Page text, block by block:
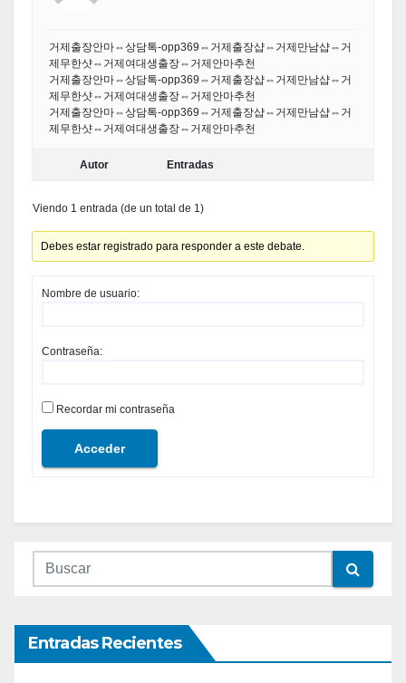
거제출장안마⇔상담톡-opp369⇔거제출장샵⇔거제만남샵⇔거
제무한샷⇔거제여대생출장⇔거제안마추천
거제출장안마⇔상담톡-opp369⇔거제출장샵⇔거제만남샵⇔거
제무한샷⇔거제여대생출장⇔거제안마추천
거제출장안마⇔상담톡-opp369⇔거제출장샵⇔거제만남샵⇔거
제무한샷⇔거제여대생출장⇔거제안마추천
Autor Entradas
Viendo 1 entrada (de un total de 1)
Debes estar registrado para responder a este debate.
Nombre de usuario:
Contraseña:
Recordar mi contraseña
Acceder
Entradas Recientes